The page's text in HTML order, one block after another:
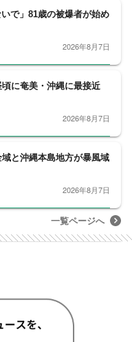
いで」81歳の被爆者が始め
2026年8月7日
頃に奄美・沖縄に最接近
2026年8月7日
と沖縄本島地方が暴風域
2026年8月7日
一覧ページへ